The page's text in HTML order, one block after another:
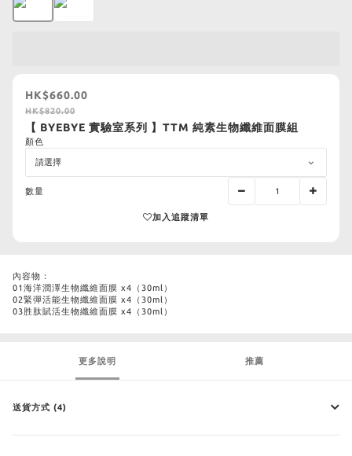
HK$660.00
HK$820.00
【 BYEBYE 實驗室系列 】TTM 純素⽣物纖維⾯膜組
顏色
數量
加入追蹤清單
內容物：
01海洋潤澤⽣物纖維⾯膜 x4（30ml）
02緊彈活能⽣物纖維⾯膜 x4（30ml）
03胜肽賦活⽣物纖維⾯膜 x4（30ml）
更多說明 推薦
送貨方式 (4)